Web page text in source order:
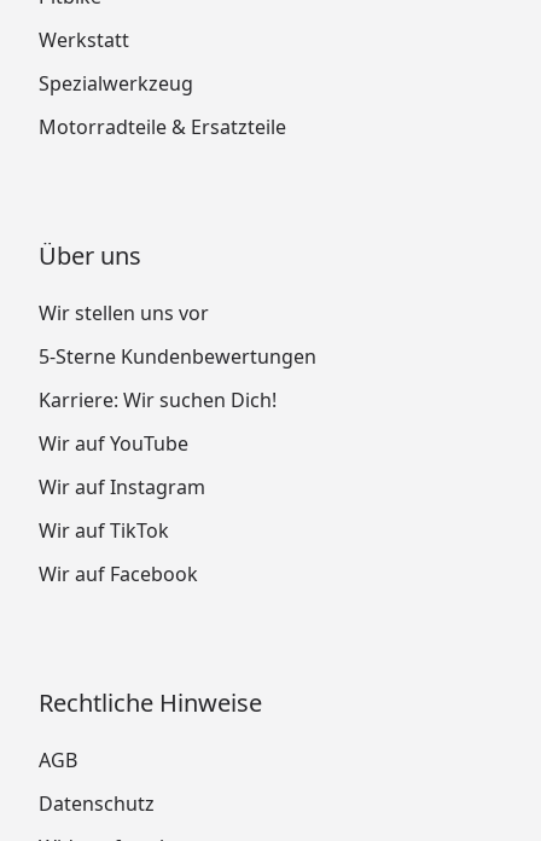
Werkstatt
Spezialwerkzeug
Motorradteile & Ersatzteile
Über uns
Wir stellen uns vor
5-Sterne Kundenbewertungen
Karriere: Wir suchen Dich!
Wir auf YouTube
Wir auf Instagram
Wir auf TikTok
Wir auf Facebook
Rechtliche Hinweise
AGB
Datenschutz